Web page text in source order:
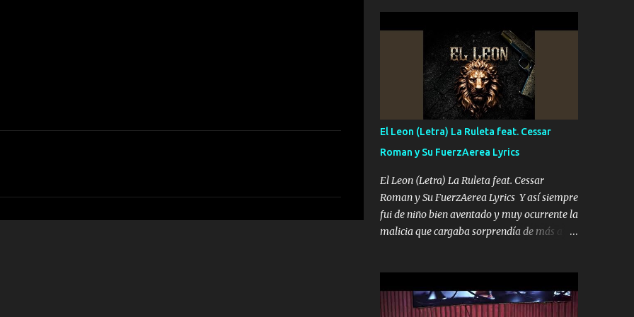
conciertos más que llenar Se mueven solo
por el interés P...
inteligente junto con su hermano el TRES
blindado el Estado tiene andan ESPERANDO
al UNO QUE PRONTO ESTARÁ PRESENTE
Que no falten las bucanas ni tampoco las
mujeres porque es platica de grandes por eso
hay que estar alegres doy las instrucciones
para atender los deberes Música Si es que
salta algún problema de confianza tengo
gente ahí está el Hombre Cuarenta y
también Pariente 7 arreglan cualquier
problema no más es cuestión que ordené
NOS HACE FALTA UN HERMANO DE CLAVE
SIEMPRE VIO POR LA FAMILIA PARA QUE
SIGA EL LEGADO Es el DOS de los
HERMANOS un cerebro inteligente y com...
El Leon (Letra) La Ruleta feat. Cessar
Roman y Su FuerzAerea Lyrics
El Leon (Letra) La Ruleta feat. Cessar
Roman y Su FuerzAerea Lyrics Y así siempre
fui de niño bien aventado y muy ocurrente la
malicia que cargaba sorprendía de más a la
Tranquilo me la navego ando en lo mío sin